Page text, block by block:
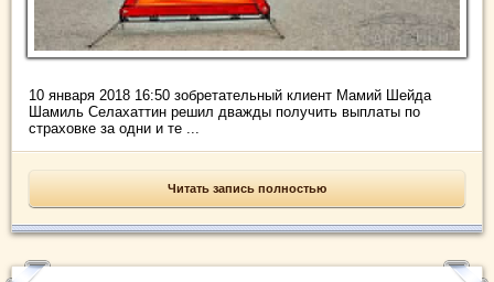
10 января 2018 16:50 зобретательный клиент Мамий Шейда
Шамиль Селахаттин решил дважды получить выплаты по
страховке за одни и те ...
Читать запись полностью